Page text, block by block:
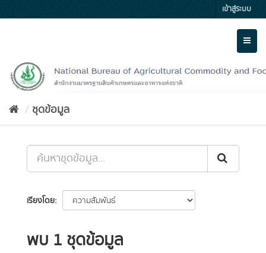
to
เข้าสู่ระบบ
ชุดข้อมูล
เรียงโดย
พบ 1 ชุดข้อมูล